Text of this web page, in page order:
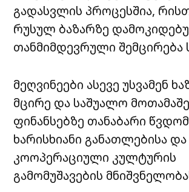
გადასვლის პროცესშია,
რუსულ ბაზარზე
თანმიმდევრული შემცირება
მეღვინეები ასევე უსვამენ
მცირე და საშუალო
ფინანსებზე თანაბარი
ხარისხიანი განათლებისა და
კოოპერაციული კულტურის
გამომუშავების